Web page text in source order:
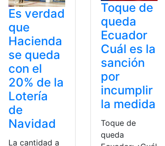
Es verdad
que
Hacienda
se queda
con el
20% de la
Lotería
de
Navidad
La cantidad a
Toque de
queda
Ecuador
Cuál es la
sanción
por
incumplir
la medida
Toque de
queda